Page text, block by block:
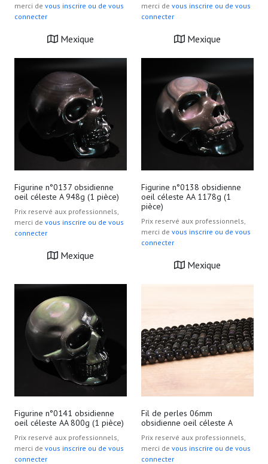
merci de vous inscrire ou de vous
connecter
Mexique
merci de vous inscrire ou de vous
connecter
Mexique
Figurine n°0137 obsidienne
oeil céleste A 948g (1 pièce)
Prix reservé aux professionnels,
merci de vous inscrire ou de vous
connecter
Mexique
Figurine n°0138 obsidienne
oeil céleste AA 1178g (1
pièce)
Prix reservé aux professionnels,
merci de vous inscrire ou de vous
connecter
Mexique
Figurine n°0141 obsidienne
oeil céleste AA 800g (1 pièce)
Prix reservé aux professionnels,
merci de vous inscrire ou de vous
connecter
Fil de perles 06mm
obsidienne oeil céleste A
Prix reservé aux professionnels,
merci de vous inscrire ou de vous
connecter